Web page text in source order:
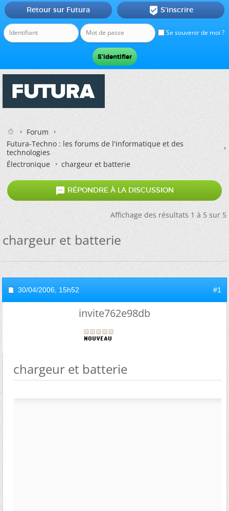
Se souvenir de moi ?
Retour sur Futura  S'inscrire
Forum
Futura-Techno : les forums de l'informatique et des
technologies
Électronique
chargeur et batterie
 RÉPONDRE À LA DISCUSSION
Affichage des résultats 1 à 5 sur 5
chargeur et batterie
30/04/2006, 15h52 #1
invite762e98db
chargeur et batterie